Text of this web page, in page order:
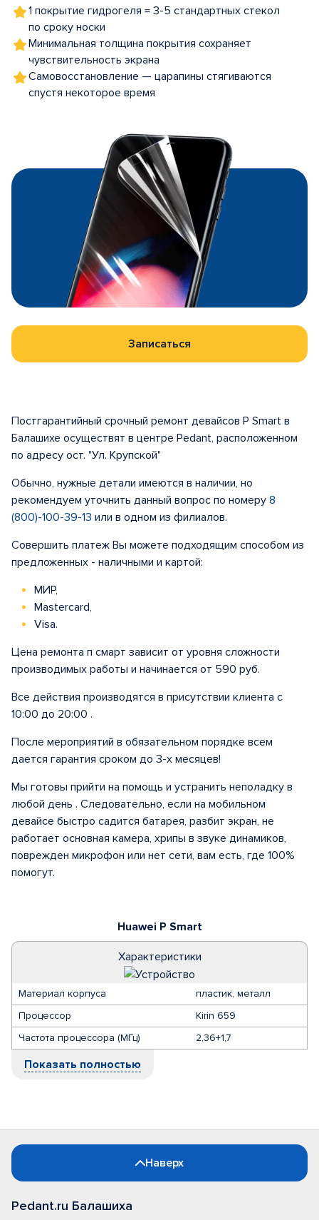
1 покрытие гидрогеля = 3-5 стандартных стекол
по сроку носки
Минимальная толщина покрытия сохраняет
чувствительность экрана
Самовосстановление — царапины стягиваются
спустя некоторое время
Записаться
Huawei P Smart
Характеристики
Материал корпуса
пластик, металл
Процессор
Kirin 659
Частота процессора (МГц)
2,36+1,7
Показать полностью
Постгарантийный срочный ремонт девайсов P Smart в
Балашихе осуществят в центре Pedant, расположенном
по адресу ост. "Ул. Крупской"
Обычно, нужные детали имеются в наличии, но
рекомендуем уточнить данный вопрос по номеру 8
(800)-100-39-13 или в одном из филиалов.
Совершить платеж Вы можете подходящим способом из
предложенных - наличными и картой:
МИР,
Mastercard,
Visa.
Цена ремонта п смарт зависит от уровня сложности
производимых работы и начинается от 590 руб.
Все действия производятся в присутствии клиента с
10:00 до 20:00 .
После мероприятий в обязательном порядке всем
дается гарантия сроком до 3-х месяцев!
Мы готовы прийти на помощь и устранить неполадку в
любой день . Следовательно, если на мобильном
девайсе быстро садится батарея, разбит экран, не
работает основная камера, хрипы в звуке динамиков,
поврежден микрофон или нет сети, вам есть, где 100%
помогут.
Наверх
Pedant.ru Балашиха